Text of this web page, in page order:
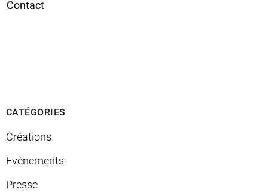
Contact
CATÉGORIES
Créations
Evènements
Presse